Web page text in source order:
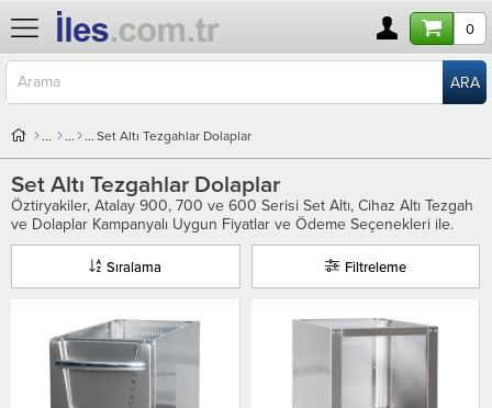
0
Set Altı Tezgahlar Dolaplar
Set Altı Tezgahlar Dolaplar
Öztiryakiler, Atalay 900, 700 ve 600 Serisi Set Altı, Cihaz Altı Tezgah
ve Dolaplar Kampanyalı Uygun Fiyatlar ve Ödeme Seçenekleri ile.
Filtreleme
Sıralama